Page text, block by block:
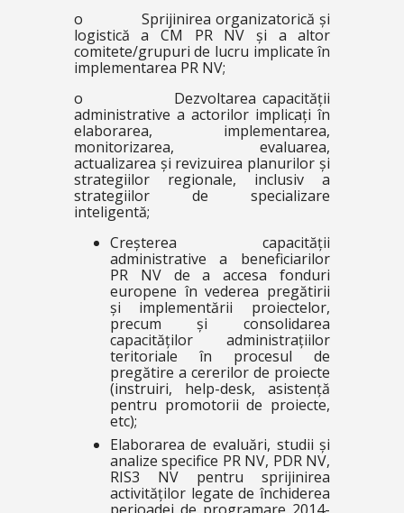
o Sprijinirea organizatorică și
logistică a CM PR NV și a altor
comitete/grupuri de lucru implicate în
implementarea PR NV;
o Dezvoltarea capacității
administrative a actorilor implicați în
elaborarea, implementarea,
monitorizarea, evaluarea,
actualizarea și revizuirea planurilor și
strategiilor regionale, inclusiv a
strategiilor de specializare
inteligentă;
Creșterea capacității
administrative a beneficiarilor
PR NV de a accesa fonduri
europene în vederea pregătirii
și implementării proiectelor,
precum și consolidarea
capacităților administrațiilor
teritoriale în procesul de
pregătire a cererilor de proiecte
(instruiri, help-desk, asistență
pentru promotorii de proiecte,
etc);
Elaborarea de evaluări, studii și
analize specifice PR NV, PDR NV,
RIS3 NV pentru sprijinirea
activităților legate de închiderea